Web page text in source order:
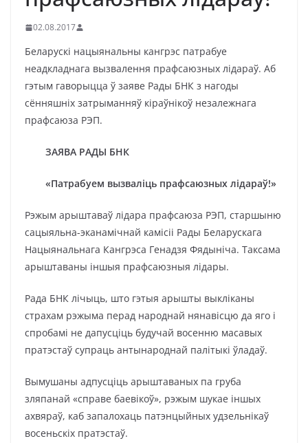
02.08.2017
Беларускі нацыянальны кангрэс патрабуе
неадкладнага вызвалення прафсаюзных лідараў. Аб
гэтым гаворыцца ў заяве Рады БНК з нагоды
сённяшніх затрыманняў кіраўнікоў незалежнага
прафсаюза РЭП.
ЗАЯВА РАДЫ БНК
«Патрабуем вызваліць прафсаюзных лідараў!»
Рэжым арыштаваў лідара прафсаюза РЭП, старшыню
сацыяльна-эканамічнай камісіі Рады Беларускага
Нацыянальнага Кангрэса Генадзя Фядыніча. Таксама
арыштаваны іншыя прафсаюзныя лідары.
Рада БНК лічыць, што гэтыя арышты выкліканы
страхам рэжыма перад народнай нянавісцю да яго і
спробамі не дапусціць будучай восенню масавых
пратэстаў супраць антынароднай палітыкі ўладаў.
Вымушаны адпусціць арыштаваных па груба
зляпанай «справе баевікоў», рэжым шукае іншых
ахвяраў, каб запалохаць патэнцыйных удзельнікаў
восеньскіх пратэстаў.